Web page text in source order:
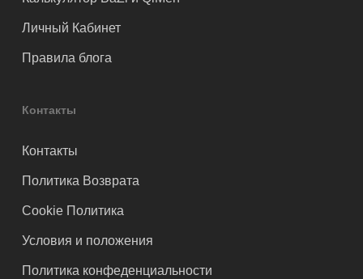
Личный Кабинет
Правила блога
Контакты
Контакты
Политика Возврата
Cookie Политика
Условия и положения
Политика конфеденциальности